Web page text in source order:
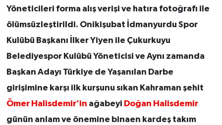
Yöneticileri forma alış verişi ve hatıra fotoğrafı ile
ölümsüzleştirildi. Onikişubat İdmanyurdu Spor
Kulübü Başkanı İlker Yiyen ile Çukurkuyu
Belediyespor Kulübü Yöneticisi ve Aynı zamanda
Başkan Adayı Türkiye de Yaşanılan Darbe
girişimine karşı ilk kurşunu sıkan Kahraman şehit
Ömer Halisdemir’in ağabeyi Doğan Halisdemir
günün anlam ve önemine binaen kardeş takım